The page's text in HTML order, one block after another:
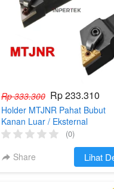
Rp 333.300 Rp 233.310
Holder MTJNR Pahat Bubut
Kanan Luar / Eksternal
(0)
Share `Lihat